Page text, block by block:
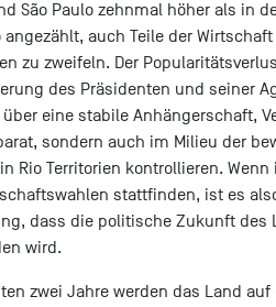
São Paulo zehnmal höher als in
angezählt, auch Teile der
zu zweifeln. Der
des Präsidenten und seiner
eine stabile Anhängerschaft,
sondern auch im Milieu der
Rio Territorien kontrollieren. Wenn
stattfinden, ist es
dass die politische Zukunft des
wird.
zwei Jahre werden das Land